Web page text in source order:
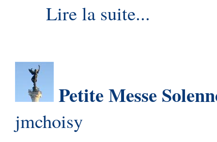
Lire la suite...
Petite Messe
jmchoisy